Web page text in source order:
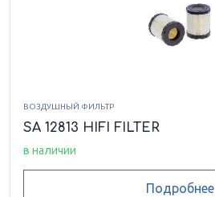
ВОЗДУШНЫЙ ФИЛЬТР
SA 12813 HIFI FILTER
в наличии
Подробнее